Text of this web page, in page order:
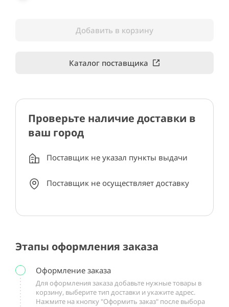
Добавить в корзину
Каталог поставщика
Проверьте наличие доставки в
ваш город
Поставщик не указал пункты выдачи
Поставщик не осуществляет доставку
Этапы оформления заказа
Оформление заказа
Для оформления заказа добавьте нужные товары в
корзину, выберите тип доставки и укажите адрес.
Нажмите на кнопку "Оформить заказ" после выбора